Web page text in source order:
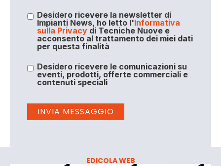
Desidero ricevere la newsletter di
Impianti News, ho letto l'Informativa
sulla Privacydi Tecniche Nuove e
acconsento al trattamento dei miei dati
per questa finalità
Desidero ricevere le comunicazioni su
eventi, prodotti, offerte commerciali e
contenuti speciali
EDICOLA WEB